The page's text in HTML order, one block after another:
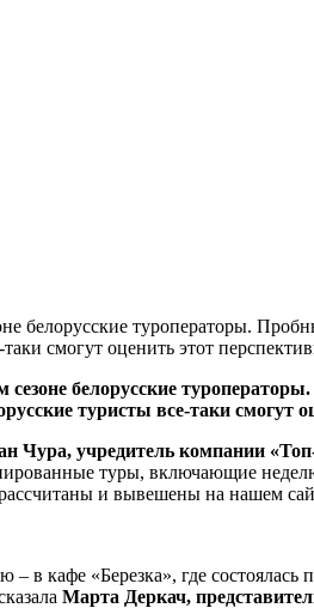
белорусские туроператоры.
смогут оценить этот
белорусские
туристы все-таки смогут
Чура, учредитель компании
туры, включающие
и вывешены на нашем
в кафе «Березка», где
Марта Деркач,